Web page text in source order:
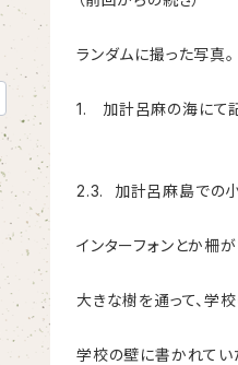
ランダムに撮った写真。
1. 加計呂麻の海にて
2.3. 加計呂麻島での
インターフォンとか柵
大きな樹を通って、学
学校の壁に書かれてい